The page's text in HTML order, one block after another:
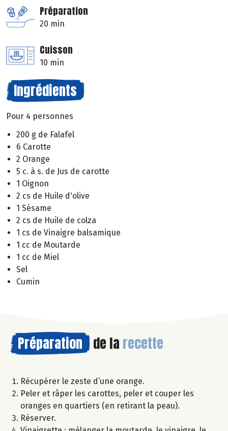
Préparation
20 min
Cuisson
10 min
Ingrédients
Pour 4 personnes
200 g de Falafel
6 Carotte
2 Orange
5 c. à s. de Jus de carotte
1 Oignon
2 cs de Huile d'olive
1 Sésame
2 cs de Huile de colza
1 cs de Vinaigre balsamique
1 cc de Moutarde
1 cc de Miel
Sel
Cumin
Préparation de la recette
Récupérer le zeste d’une orange.
Peler et râper les carottes, peler et couper les
oranges en quartiers (en retirant la peau).
Réserver.